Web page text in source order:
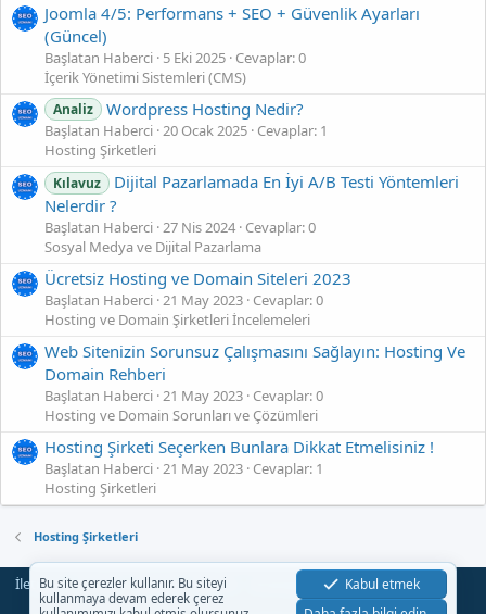
Joomla 4/5: Performans + SEO + Güvenlik Ayarları
(Güncel)
Başlatan Haberci 5 Eki 2025 Cevaplar: 0
İçerik Yönetimi Sistemleri (CMS)
Analiz Wordpress Hosting Nedir?
Başlatan Haberci 20 Ocak 2025 Cevaplar: 1
Hosting Şirketleri
Kılavuz
Dijital Pazarlamada En İyi A/B Testi Yöntemleri
Nelerdir ?
Başlatan Haberci 27 Nis 2024 Cevaplar: 0
Sosyal Medya ve Dijital Pazarlama
Ücretsiz Hosting ve Domain Siteleri 2023
Başlatan Haberci 21 May 2023 Cevaplar: 0
Hosting ve Domain Şirketleri İncelemeleri
Web Sitenizin Sorunsuz Çalışmasını Sağlayın: Hosting Ve
Domain Rehberi
Başlatan Haberci 21 May 2023 Cevaplar: 0
Hosting ve Domain Sorunları ve Çözümleri
Hosting Şirketi Seçerken Bunlara Dikkat Etmelisiniz !
Başlatan Haberci 21 May 2023 Cevaplar: 1
Hosting Şirketleri
Hosting Şirketleri
İletişim Şartlar Gizlilik Yardım
R
S
Bu site çerezler kullanır. Bu siteyi
kullanmaya devam ederek çerez
Kabul etmek